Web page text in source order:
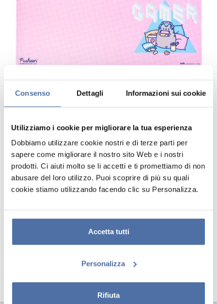
Consenso Dettagli Informazioni sui cookie
Utilizziamo i cookie per migliorare la tua esperienza
Dobbiamo utilizzare cookie nostri e di terze parti per
sapere come migliorare il nostro sito Web e i nostri
prodotti. Ci aiuti molto se li accetti e ti promettiamo di non
abusare del loro utilizzo. Puoi scoprire di più su quali
cookie stiamo utilizzando facendo clic su Personalizza.
Accetta tutti
Personalizza
Rifiuta
Protezione per scrivania con superficie in tessuto ad alta densità,
ottimale per un uso intensivo, precisa con qualsiasi tipo di mouse e